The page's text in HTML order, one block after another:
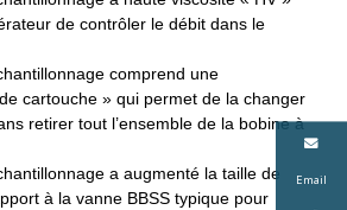
Email
de contrôler le débit dans le
comprend une
cartouche » qui permet de la changer
retirer tout l’ensemble de la bobine à
a augmenté la taille de
à la vanne BBSS typique pour